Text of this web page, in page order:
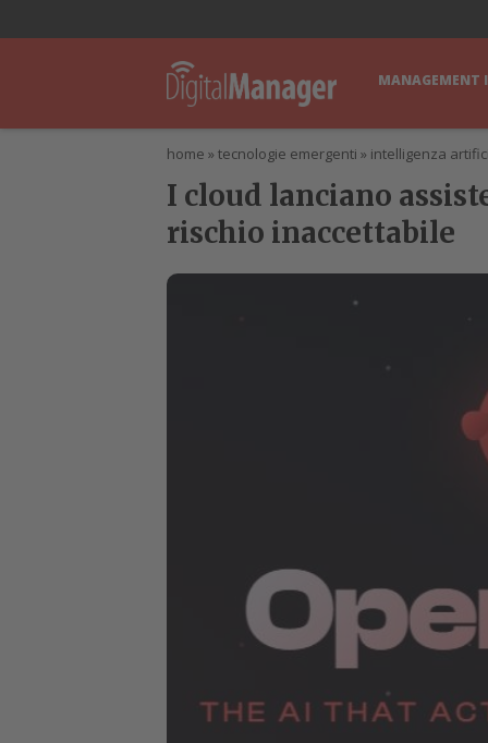
MANAGEMENT
home » tecnologie emergenti » intelligenza
I cloud lanciano
rischio inaccettabile